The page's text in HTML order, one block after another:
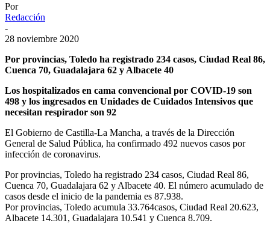
Por
Redacción
-
28 noviembre 2020
Por provincias, Toledo ha registrado 234 casos, Ciudad Real 86,
Cuenca 70, Guadalajara 62 y Albacete 40
Los hospitalizados en cama convencional por COVID-19 son
498 y los ingresados en Unidades de Cuidados Intensivos que
necesitan respirador son 92
El Gobierno de Castilla-La Mancha, a través de la Dirección
General de Salud Pública, ha confirmado 492 nuevos casos por
infección de coronavirus.
Por provincias, Toledo ha registrado 234 casos, Ciudad Real 86,
Cuenca 70, Guadalajara 62 y Albacete 40. El número acumulado de
casos desde el inicio de la pandemia es 87.938.
Por provincias, Toledo acumula 33.764casos, Ciudad Real 20.623,
Albacete 14.301, Guadalajara 10.541 y Cuenca 8.709.